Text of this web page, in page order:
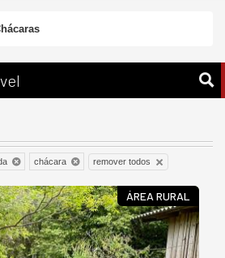
chácara remover todos
ÁREA RURAL